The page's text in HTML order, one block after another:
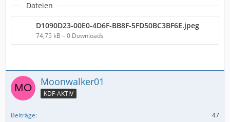
Dateien
D1090D23-00E0-4D6F-BB8F-5FD50BC3BF6E.jpeg
74,75 kB – 0 Downloads
Moonwalker01
KDF-AKTIV
Beiträge
47